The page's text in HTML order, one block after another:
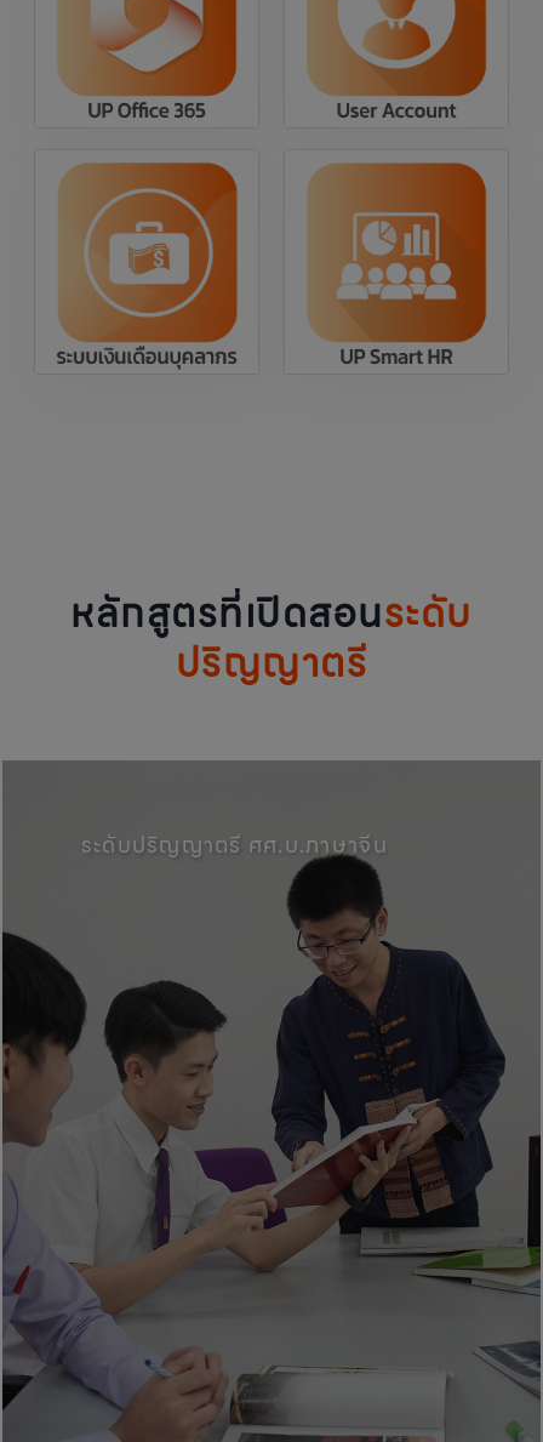
หลักสูตรที่เปิดสอนระดับ
ปริญญาตรี
คณะศิลปศาสตร์, มหาวิทยาลัยพะ
ระดับปริญญาตรี ศศ.บ.ภาษาจีน